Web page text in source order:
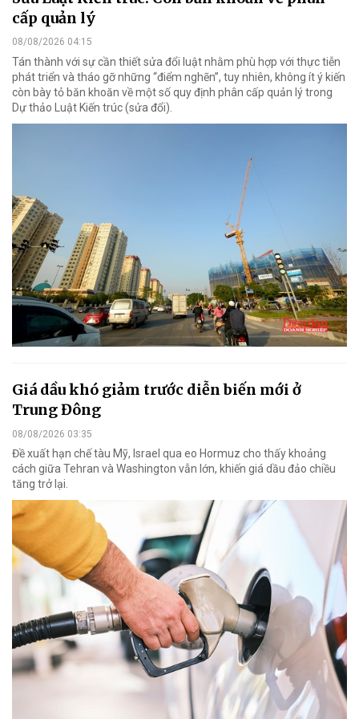
cấp quản lý
08/08/2026 04:15
Tán thành với sự cần thiết sửa đổi luật nhằm phù hợp với thực tiễn
phát triển và tháo gỡ những “điểm nghẽn”, tuy nhiên, không ít ý kiến
còn bày tỏ băn khoăn về một số quy định phân cấp quản lý trong
Dự thảo Luật Kiến trúc (sửa đổi).
Giá dầu khó giảm trước diễn biến mới ở
Trung Đông
08/08/2026 03:35
Đề xuất hạn chế tàu Mỹ, Israel qua eo Hormuz cho thấy khoảng
cách giữa Tehran và Washington vẫn lớn, khiến giá dầu đảo chiều
tăng trở lại.